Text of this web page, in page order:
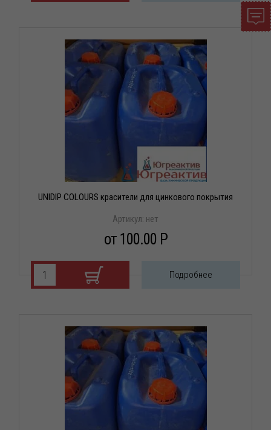
UNIDIP COLOURS красители для цинкового покрытия
Артикул: нет
от 100.00 P
Подробнее